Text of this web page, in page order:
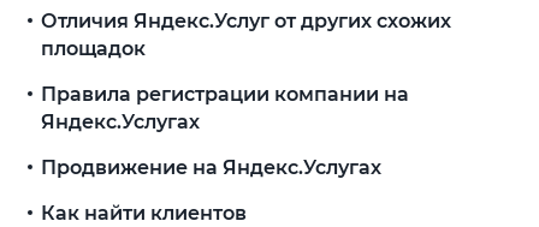
Отличия Яндекс.Услуг от других схожих
площадок
Правила регистрации компании на
Яндекс.Услугах
Продвижение на Яндекс.Услугах
Как найти клиентов